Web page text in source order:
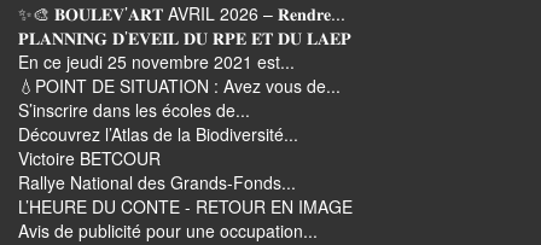
✨🎨 𝐁𝐎𝐔𝐋𝐄𝐕’𝐀𝐑𝐓 AVRIL 2026 – 𝐑𝐞𝐧𝐝𝐫𝐞...
𝐏𝐋𝐀𝐍𝐍𝐈𝐍𝐆 𝐃’𝐄𝐕𝐄𝐈𝐋 𝐃𝐔 𝐑𝐏𝐄 𝐄𝐓 𝐃𝐔 𝐋𝐀𝐄𝐏
En ce jeudi 25 novembre 2021 est...
💧POINT DE SITUATION : Avez vous de...
S’inscrire dans les écoles de...
Découvrez l’Atlas de la Biodiversité...
Victoire BETCOUR
Rallye National des Grands-Fonds...
L’HEURE DU CONTE - RETOUR EN IMAGE
Avis de publicité pour une occupation...